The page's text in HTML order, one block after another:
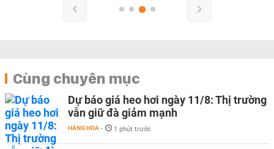
Cùng chuyên mục
Dự báo giá heo hơi ngày 11/8: Thị trường
vẫn giữ đà giảm mạnh
HÀNG HÓA - 1 phút trước